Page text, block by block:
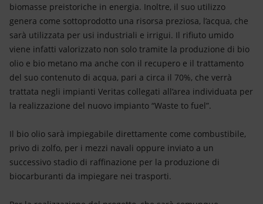
biomasse preistoriche in energia. Inoltre, il suo utilizzo
genera come sottoprodotto una risorsa preziosa, l’acqua, che
sarà utilizzata per usi industriali e irrigui. Il rifiuto umido
viene infatti valorizzato non solo tramite la produzione di bio
olio e bio metano ma anche con il recupero e il trattamento
del suo contenuto di acqua, pari a circa il 70%, che verrà
trattata negli impianti Veritas collegati all’area individuata per
la realizzazione del nuovo impianto “Waste to fuel”.
Il bio olio sarà impiegabile direttamente come combustibile,
privo di zolfo, per i mezzi navali oppure inviato a un
successivo stadio di raffinazione per la produzione di
biocarburanti da impiegare nei trasporti.